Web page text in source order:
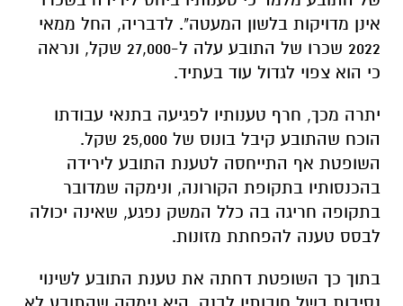
אינן מדויקות בלשון המעטה". לדבריה, החל ממאי
2022 שכרו של התובע עלה ל-27,000 שקל, ונראה
כי הוא צפוי לגדול עוד בעתיד.
יתרה מכך, חרף טענותיו לפגיעה בתנאי עבודתו
הוכח שהתובע קיבל בונוס של 25,000 שקל.
השופטת אף התייחסה לטענת התובע לירידה
בהכנסותיו בתקופת הקורונה, ונימקה שמדובר
בתקופה חריגה בה כלל המשק נפגע, שאינה יכולה
לבסס טענה להפחתת מזונות.
בתוך כך השופטת דחתה את טענת התובע לשינוי